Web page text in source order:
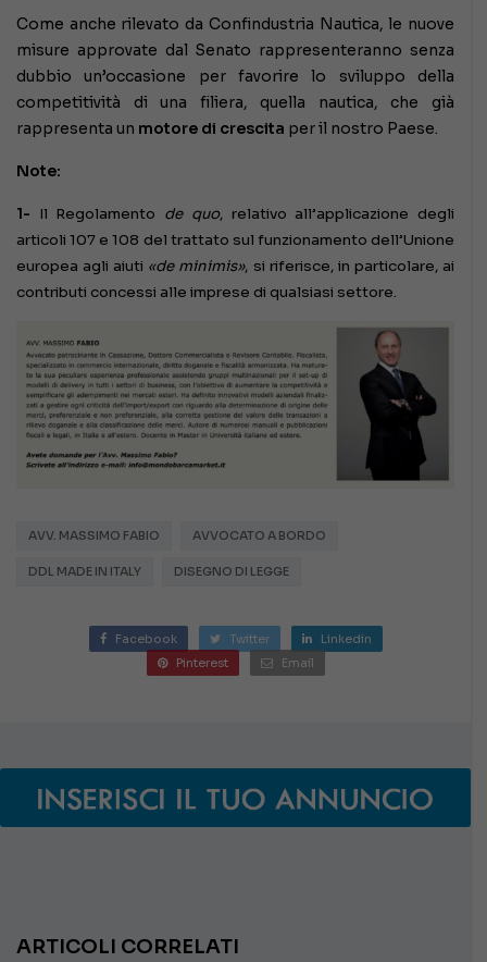
Come anche rilevato da Confindustria Nautica, le nuove
misure approvate dal Senato rappresenteranno senza
dubbio un’occasione per favorire lo sviluppo della
competitività di una filiera, quella nautica, che già
rappresenta un motore di crescita per il nostro Paese.
Note:
1- Il Regolamento de quo, relativo all’applicazione degli
articoli 107 e 108 del trattato sul funzionamento dell’Unione
europea agli aiuti «de minimis», si riferisce, in particolare, ai
contributi concessi alle imprese di qualsiasi settore.
AVV. MASSIMO FABIO AVVOCATO A BORDO
DDL MADE IN ITALY DISEGNO DI LEGGE
Facebook Twitter
Linkedin
Pinterest
Email
ARTICOLI CORRELATI